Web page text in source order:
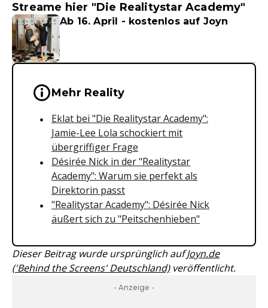
Streame hier "Die Realitystar Academy"
Ab 16. April - kostenlos auf Joyn
Wichtige Hinweise &
Mehr Reality
Eklat bei "Die Realitystar Academy":
Jamie-Lee Lola schockiert mit
übergriffiger Frage
Désirée Nick in der "Realitystar
Academy": Warum sie perfekt als
Direktorin passt
"Realitystar Academy": Désirée Nick
äußert sich zu "Peitschenhieben"
Dieser Beitrag wurde ursprünglich aufJoyn.de
('Behind the Screens' Deutschland)veröffentlicht.
- Anzeige -